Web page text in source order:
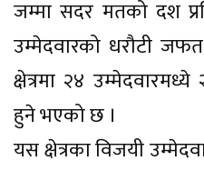
जम्मा सदर मतको दश
उम्मेदवारको धरौटी
क्षेत्रमा २४
हुने भएको छ ।
यस क्षेत्रका विजयी